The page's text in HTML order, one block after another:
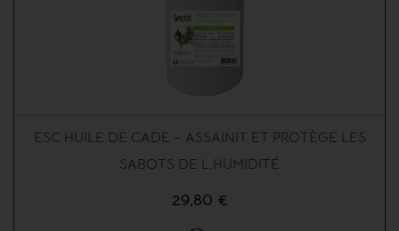
ESC HUILE DE CADE – ASSAINIT ET PROTÈGE LES
SABOTS DE L,HUMIDITÉ
29,80 €